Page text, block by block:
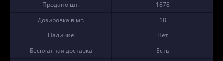
Продано шт.
1878
Дозировка в мг.
18
Наличие
Нет
Бесплатная доставка
Есть